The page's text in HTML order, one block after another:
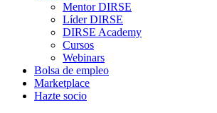
Mentor DIRSE
Líder DIRSE
DIRSE Academy
Cursos
Webinars
Bolsa de empleo
Marketplace
Hazte socio